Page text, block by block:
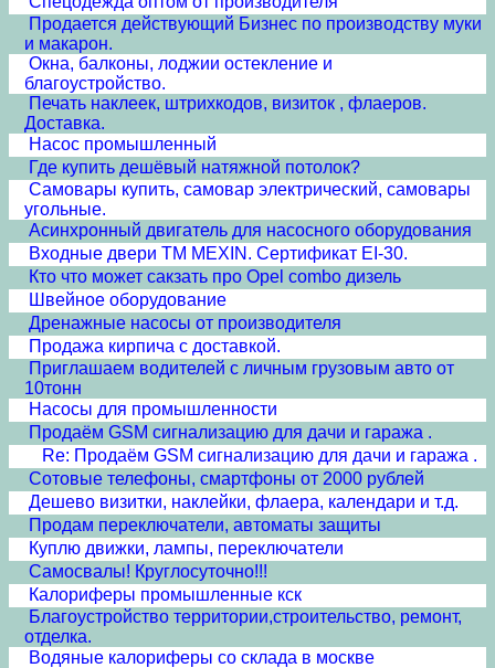
Продается действующий Бизнес по производству муки
и макарон.
Окна, балконы, лоджии остекление и
благоустройство.
Печать наклеек, штрихкодов, визиток , флаеров.
Доставка.
Насос промышленный
Где купить дешёвый натяжной потолок?
Самовары купить, самовар электрический, самовары
угольные.
Асинхронный двигатель для насосного оборудования
Входные двери ТМ MEXIN. Сертификат EI-30.
Кто что может сакзать про Opel combo дизель
Швейное оборудование
Дренажные насосы от производителя
Продажа кирпича с доставкой.
Приглашаем водителей с личным грузовым авто от
10тонн
Насосы для промышленности
Продаём GSM сигнализацию для дачи и гаража .
Re: Продаём GSM сигнализацию для дачи и гаража .
Сотовые телефоны, смартфоны от 2000 рублей
Дешево визитки, наклейки, флаера, календари и т.д.
Продам переключатели, автоматы защиты
Куплю движки, лампы, переключатели
Самосвалы! Круглосуточно!!!
Калориферы промышленные кск
Благоустройство территории,строительство, ремонт,
отделка.
Водяные калориферы со склада в москве